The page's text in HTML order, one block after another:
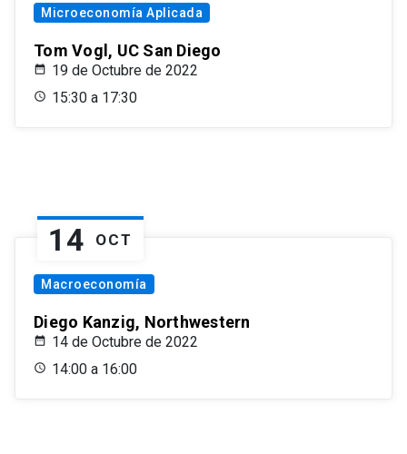
Microeconomía Aplicada
Tom Vogl, UC San Diego
19 de Octubre de 2022
15:30 a 17:30
14 OCT
Macroeconomía
Diego Kanzig, Northwestern
14 de Octubre de 2022
14:00 a 16:00